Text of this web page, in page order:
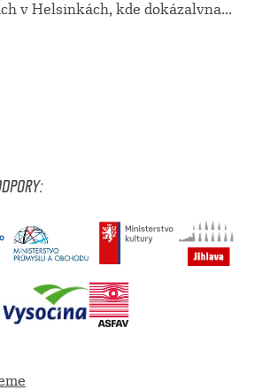
v Helsinkách, kde dokázalvna...